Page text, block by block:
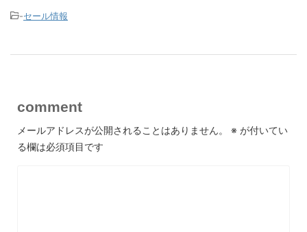
-セール情報
comment
メールアドレスが公開されることはありません。 ※ が付いてい
る欄は必須項目です